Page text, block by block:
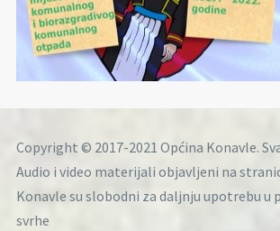
Copyright © 2017-2021 Općina Konavle.
Audio i video materijali objavljeni na
Konavle su slobodni za daljnju upotrebu u
svrhe